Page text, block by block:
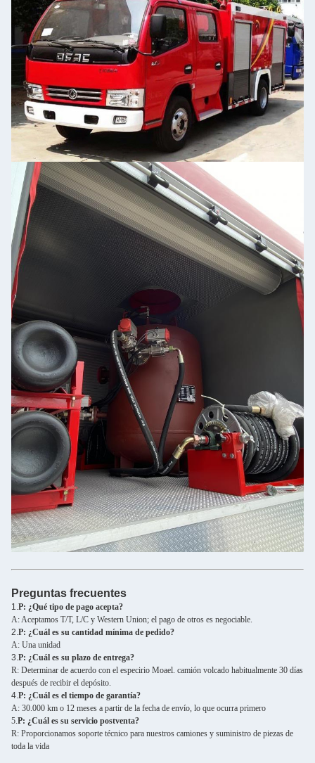
Preguntas frecuentes
1. P: ¿Qué tipo de pago acepta?
A: Aceptamos T/T, L/C y Western Union; el pago de otros es negociable.
2. P: ¿Cuál es su cantidad mínima de pedido?
A: Una unidad
3. P: ¿Cuál es su plazo de entrega?
R: Determinar de acuerdo con el especirio Moael. camión volcado habitualmente 30 días
después de recibir el depósito.
4. P: ¿Cuál es el tiempo de garantía?
A: 30.000 km o 12 meses a partir de la fecha de envío, lo que ocurra primero
5. P: ¿Cuál es su servicio postventa?
R: Proporcionamos soporte técnico para nuestros camiones y suministro de piezas de
toda la vida